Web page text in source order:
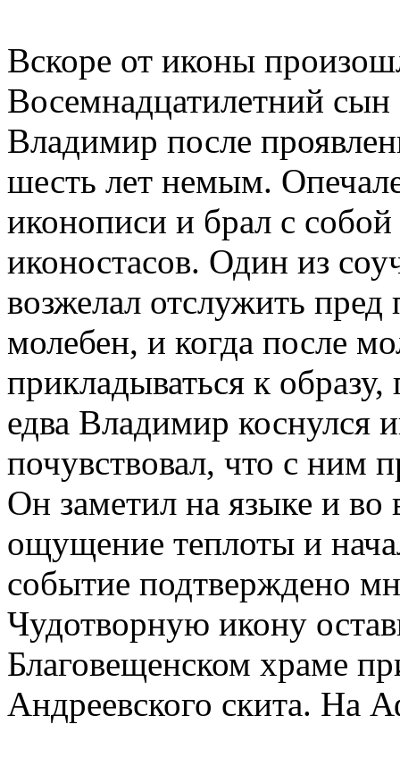
Вскоре от иконы
Восемнадцатилетний
Владимир после
шесть лет немым.
иконописи и брал с
иконостасов. Один из
возжелал отслужить
молебен, и когда после
прикладываться к
едва Владимир коснулся
почувствовал, что с ним
Он заметил на языке и во
ощущение теплоты и
событие подтверждено
Чудотворную икону
Благовещенском храме
Андреевского скита. На